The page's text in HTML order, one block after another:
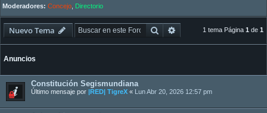
Moderadores: Concejo Directorio
Nuevo Tema Buscar Búsqueda avanzada
1 tema Página 1 de 1
Anuncios
Constitución Segismundiana
Último mensaje por |RED| TigreX « Lun Abr 20, 2026 12:57 pm